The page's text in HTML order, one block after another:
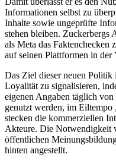
Informationen selbst zu
Inhalte sowie ungeprüfte
stehen bleiben. Zuckerbergs
als Meta das
auf seinen Plattformen in der
Das Ziel dieser neuen
Loyalität zu signalisieren,
eigenen Angaben täglich
genutzt werden, im
stecken die kommerziellen
Akteure. Die Notwendigkeit
öffentlichen
hinten angestellt.